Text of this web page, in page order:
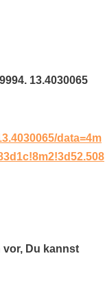
13.4030065
data=4m
Du kannst